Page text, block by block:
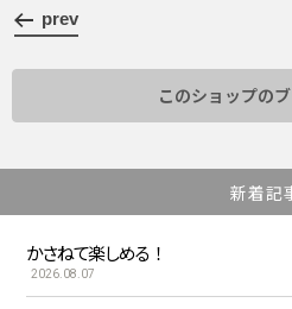
prev
このショップの
新着記
かさねて楽しめる！
2026.08.07